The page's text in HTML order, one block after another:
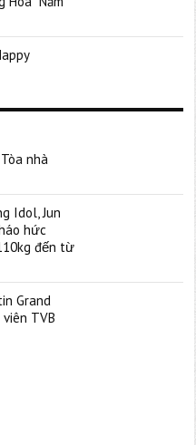
nhà
Idol, Jun
hức
đến từ
Grand
TVB